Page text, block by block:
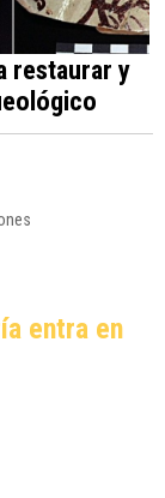
restaurar y
entra en